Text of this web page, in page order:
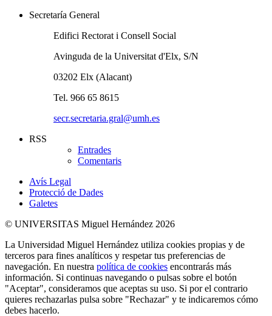
Secretaría General
Edifici Rectorat i Consell Social
Avinguda de la Universitat d'Elx, S/N
03202 Elx (Alacant)
Tel. 966 65 8615
secr.secretaria.gral@umh.es
RSS
Entrades
Comentaris
Avís Legal
Protecció de Dades
Galetes
© UNIVERSITAS Miguel Hernández 2026
La Universidad Miguel Hernández utiliza cookies propias y de
terceros para fines analíticos y respetar tus preferencias de
navegación. En nuestra política de cookies encontrarás más
información. Si continuas navegando o pulsas sobre el botón
"Aceptar", consideramos que aceptas su uso. Si por el contrario
quieres rechazarlas pulsa sobre "Rechazar" y te indicaremos cómo
debes hacerlo.